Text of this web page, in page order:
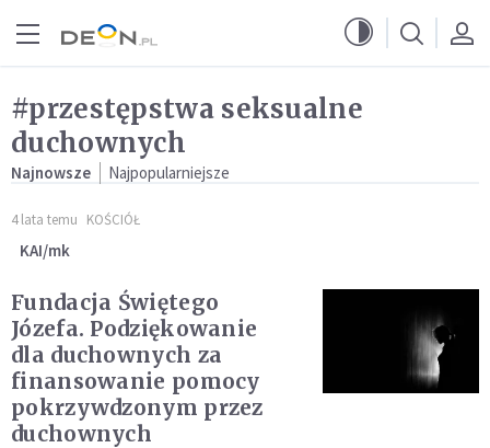
#przestępstwa seksualne
duchownych
Najnowsze Najpopularniejsze
4 lata temu KOŚCIÓŁ
KAI/mk
Fundacja Świętego
Józefa. Podziękowanie
dla duchownych za
finansowanie pomocy
pokrzywdzonym przez
duchownych